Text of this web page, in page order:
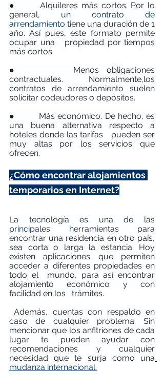
●       Alquileres más cortos. Por lo
general, un contrato de
arrendamiento tiene una duración de 1
año. Así pues, este formato permite
ocupar una   propiedad por tiempos
más cortos.
●       Menos obligaciones
contractuales. Normalmente,los
contratos de arrendamiento suelen
solicitar codeudores o depósitos.
●         Más económico. De hecho, es
una buena alternativa respecto a
hoteles donde las tarifas   pueden ser
muy altas por los servicios que
ofrecen.
¿Cómo encontrar alojamientos
temporarios en Internet?
principales herramientas para
encontrar una residencia en otro país,
sea corta o larga la estancia. Hoy
existen aplicaciones que permiten
acceder a diferentes propiedades en
todo el  mundo, para así encontrar
alojamiento económico y con
facilidad en los   trámites.
Además, cuentas con respaldo en
caso de cualquier problema. Sin
mencionar que los anfitriones de cada
lugar te pueden ayudar con
recomendaciones y cualquier
necesidad que te surja como una
mudanza internacional.